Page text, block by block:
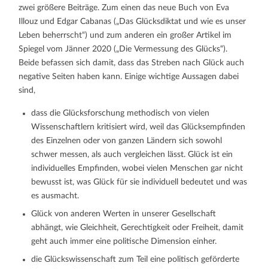
zwei größere Beiträge. Zum einen das neue Buch von Eva
Illouz und Edgar Cabanas („Das Glücksdiktat und wie es unser
Leben beherrscht“) und zum anderen ein großer Artikel im
Spiegel vom Jänner 2020 („Die Vermessung des Glücks“).
Beide befassen sich damit, dass das Streben nach Glück auch
negative Seiten haben kann. Einige wichtige Aussagen dabei
sind,
dass die Glücksforschung methodisch von vielen
Wissenschaftlern kritisiert wird, weil das Glücksempfinden
des Einzelnen oder von ganzen Ländern sich sowohl
schwer messen, als auch vergleichen lässt. Glück ist ein
individuelles Empfinden, wobei vielen Menschen gar nicht
bewusst ist, was Glück für sie individuell bedeutet und was
es ausmacht.
Glück von anderen Werten in unserer Gesellschaft
abhängt, wie Gleichheit, Gerechtigkeit oder Freiheit, damit
geht auch immer eine politische Dimension einher.
die Glückswissenschaft zum Teil eine politisch geförderte